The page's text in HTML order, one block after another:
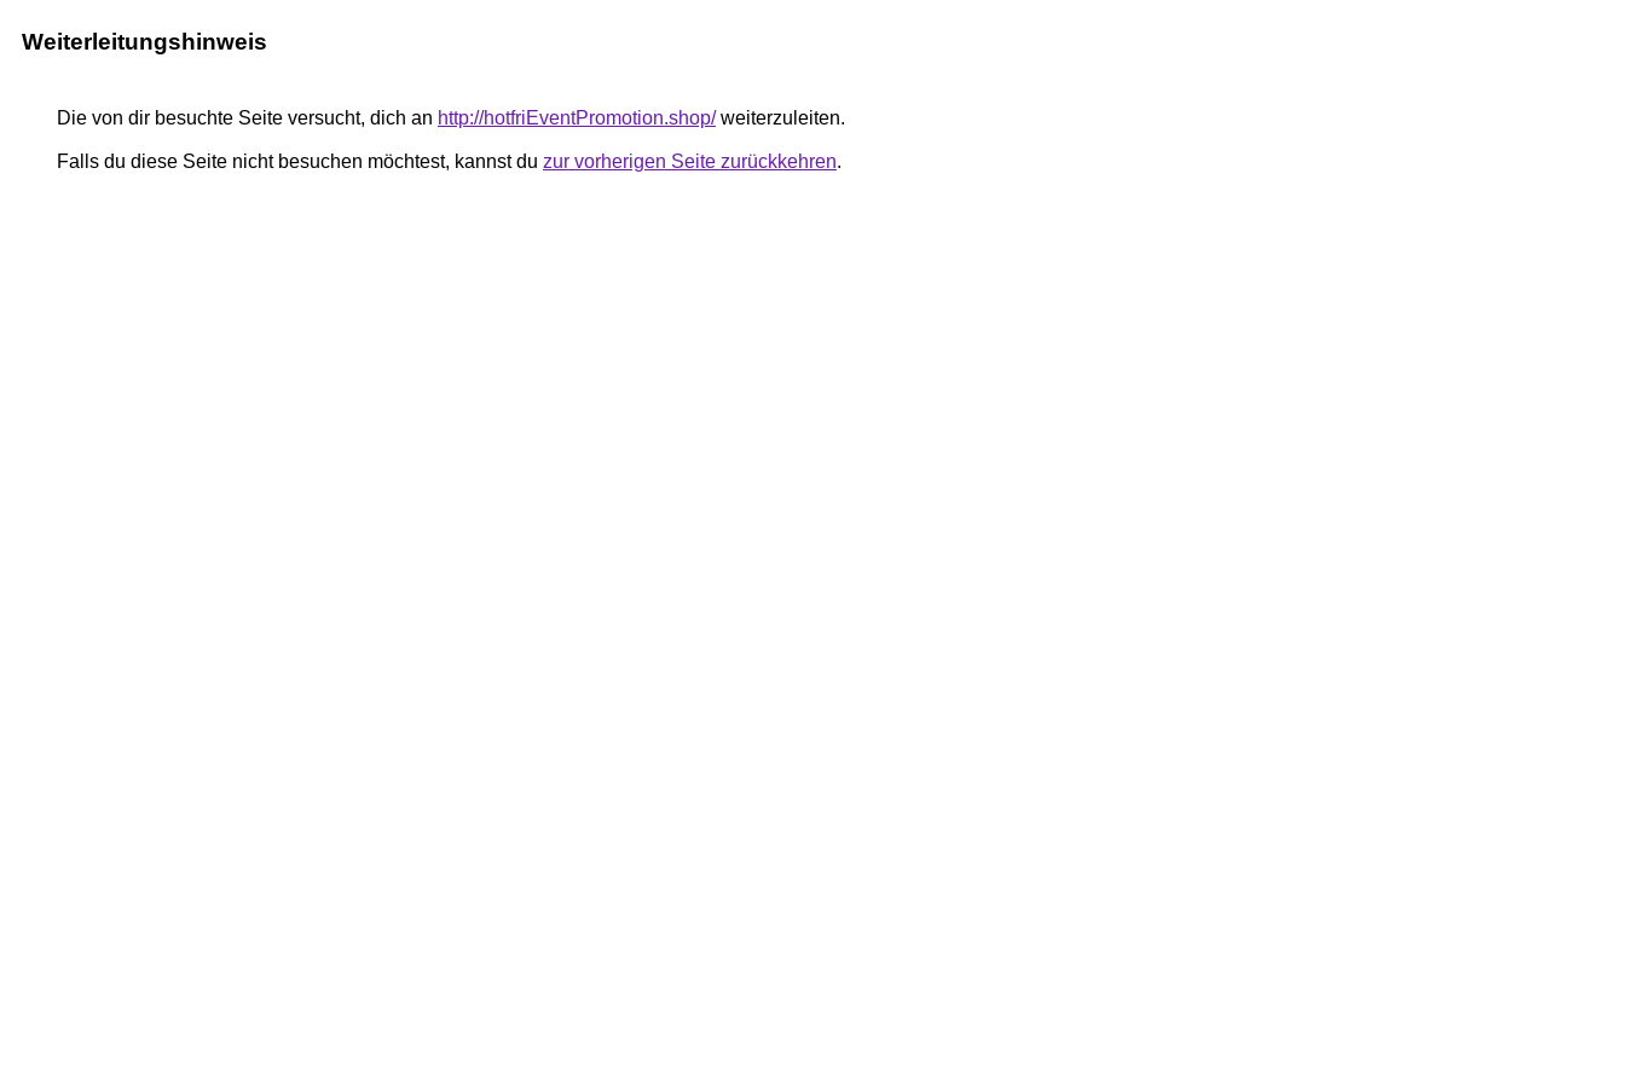
Weiterleitungshinweis
Die von dir besuchte Seite versucht, dich an http://hotfriEventPromotion.shop/weiterzuleiten.
Falls du diese Seite nicht besuchen möchtest, kannst du zur vorherigen Seite zurückkehren.